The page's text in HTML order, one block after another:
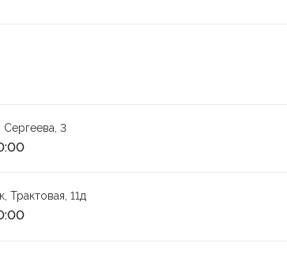
Сергеева, 3
Трактовая, 11д